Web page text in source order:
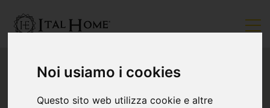
Noi usiamo i cookies
Questo sito web utilizza cookie e altre